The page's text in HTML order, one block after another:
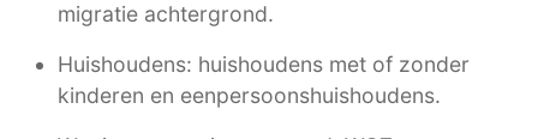
migratie achtergrond.
Huishoudens: huishoudens met of zonder
kinderen en eenpersoonshuishoudens.